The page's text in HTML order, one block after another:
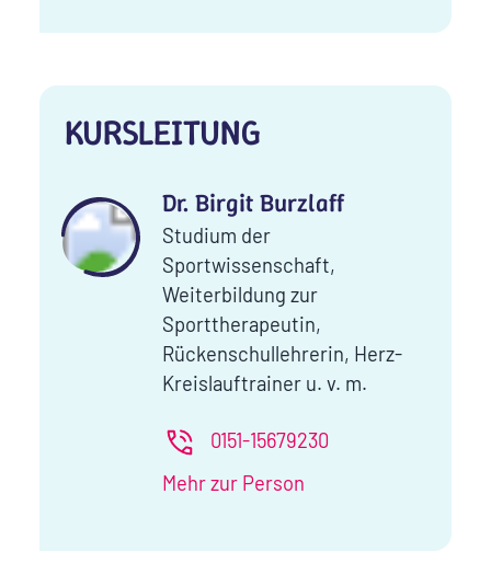
KURSLEITUNG
Dr. Birgit Burzlaff
Studium der
Sportwissenschaft,
Weiterbildung zur
Sporttherapeutin,
Rückenschullehrerin, Herz-
Kreislauftrainer u. v. m.
0151-15679230
Mehr zur Person